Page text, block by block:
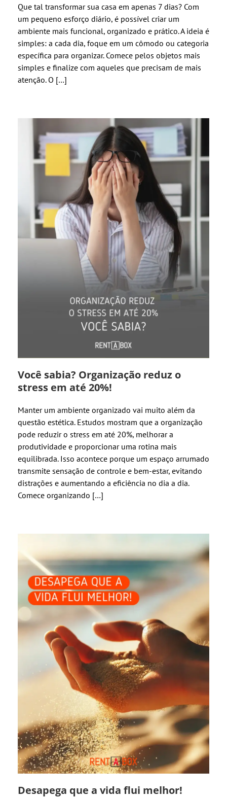
Que tal transformar sua casa em apenas 7 dias? Com
um pequeno esforço diário, é possível criar um
ambiente mais funcional, organizado e prático. A ideia é
simples: a cada dia, foque em um cômodo ou categoria
específica para organizar. Comece pelos objetos mais
simples e finalize com aqueles que precisam de mais
atenção. O […]
Você sabia? Organização reduz o
stress em até 20%!
Manter um ambiente organizado vai muito além da
questão estética. Estudos mostram que a organização
pode reduzir o stress em até 20%, melhorar a
produtividade e proporcionar uma rotina mais
equilibrada. Isso acontece porque um espaço arrumado
transmite sensação de controle e bem-estar, evitando
distrações e aumentando a eficiência no dia a dia.
Comece organizando […]
Desapega que a vida flui melhor!